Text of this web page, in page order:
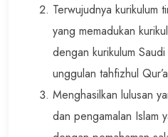
Terwujudnya kurikulum
yang memadukan
dengan kurikulum
unggulan tahfizhul
Menghasilkan lulusan
dan pengamalan Islam